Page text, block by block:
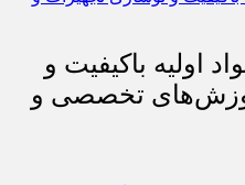
اولیه باکیفیت و
تخصصی و